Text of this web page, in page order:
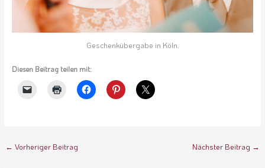
Geschenkübergabe in Köln.
Diesen Beitrag teilen mit:
← Vorheriger Beitrag Nächster Beitrag →